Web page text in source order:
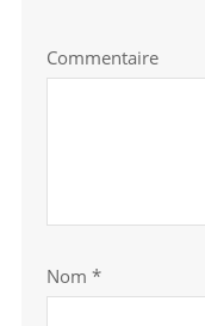
Commentaire
Nom *